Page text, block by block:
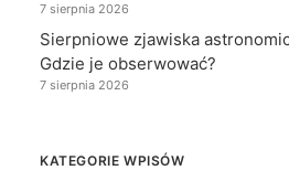
7 sierpnia 2026
Sierpniowe zjawiska
Gdzie je obserwować?
7 sierpnia 2026
KATEGORIE WPISÓW